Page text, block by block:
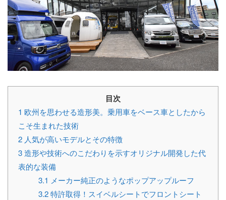
目次
1 欧州を思わせる造形美。乗用車をベース車としたから
こそ生まれた技術
2 人気が高いモデルとその特徴
3造形や技術へのこだわりを示すオリジナル開発した代
表的な装備
3.1 メーカー純正のようなポップアップルーフ
3.2特許取得！スイベルシートでフロントシート